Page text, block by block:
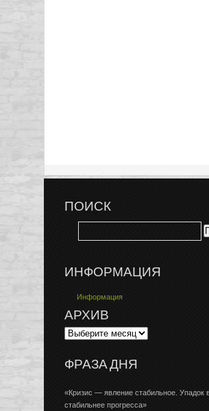
ПОИСК
ИНФОРМАЦИЯ
Информация
АРХИВ
ФРАЗА ДНЯ
«Кризис — явление стабильное. Упадок
стабильнее прогресса»